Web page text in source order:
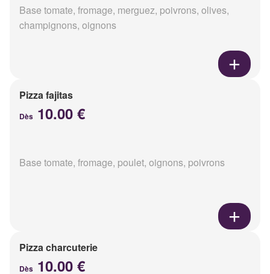
Base tomate, fromage, merguez, poivrons, olives,
champignons, oignons
Pizza fajitas
Dès 10.00 €
Base tomate, fromage, poulet, oignons, poivrons
Pizza charcuterie
Dès 10.00 €